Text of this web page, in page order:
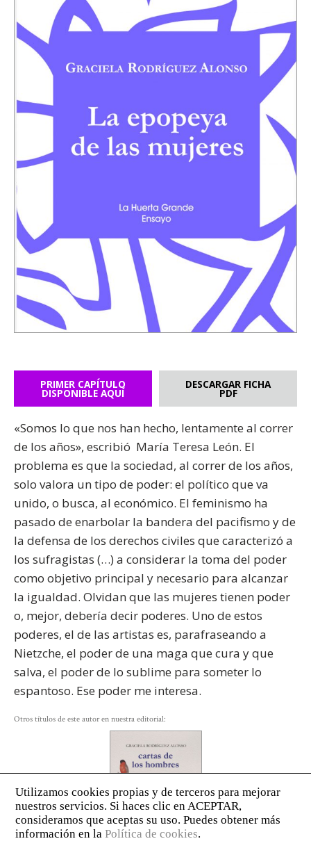
PRIMER CAPÍTULO
DISPONIBLE AQUÍ
DESCARGAR FICHA
PDF
«Somos lo que nos han hecho, lentamente al correr
de los años», escribió María Teresa León. El
problema es que la sociedad, al correr de los años,
solo valora un tipo de poder: el político que va
unido, o busca, al económico. El feminismo ha
pasado de enarbolar la bandera del pacifismo y de
la defensa de los derechos civiles que caracterizó a
los sufragistas (…) a considerar la toma del poder
como objetivo principal y necesario para alcanzar
la igualdad. Olvidan que las mujeres tienen poder
o, mejor, debería decir poderes. Uno de estos
poderes, el de las artistas es, parafraseando a
Nietzche, el poder de una maga que cura y que
salva, el poder de lo sublime para someter lo
espantoso. Ese poder me interesa.
Otros títulos de este autor en nuestra editorial: